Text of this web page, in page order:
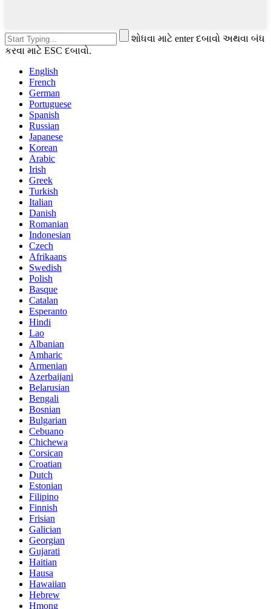
શોધવા માટે enter દબાવો અથવા બંધ
કરવા માટે ESC દબાવો.
English
French
German
Portuguese
Spanish
Russian
Japanese
Korean
Arabic
Irish
Greek
Turkish
Italian
Danish
Romanian
Indonesian
Czech
Afrikaans
Swedish
Polish
Basque
Catalan
Esperanto
Hindi
Lao
Albanian
Amharic
Armenian
Azerbaijani
Belarusian
Bengali
Bosnian
Bulgarian
Cebuano
Chichewa
Corsican
Croatian
Dutch
Estonian
Filipino
Finnish
Frisian
Galician
Georgian
Gujarati
Haitian
Hausa
Hawaiian
Hebrew
Hmong